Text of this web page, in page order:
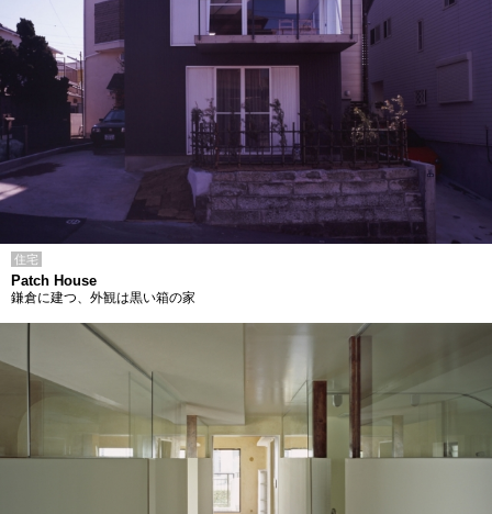
住宅
Patch House
鎌倉に建つ、外観は黒い箱の家